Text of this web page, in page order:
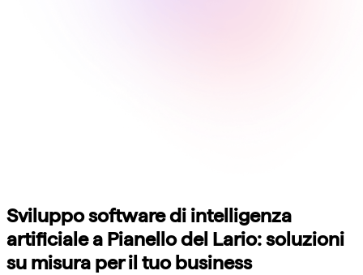
Sviluppo software di intelligenza
artificiale a Pianello del Lario: soluzioni
su misura per il tuo business